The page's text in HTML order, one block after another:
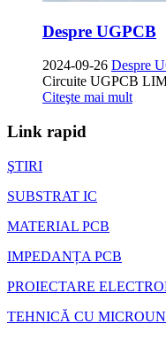
Despre UGPCB
2024-09-26 Despre
Circuite UGPCB
Citeşte mai mult
Link rapid
ŞTIRI
SUBSTRAT IC
MATERIAL PCB
IMPEDANȚA PCB
PROIECTARE
TEHNICĂ CU